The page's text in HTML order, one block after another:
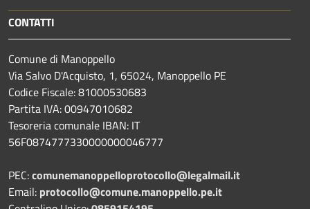
CONTATTI
Comune di Manoppello
Via Salvo D'Acquisto, 1, 65024, Manoppello PE
Codice Fiscale: 81000530683
Partita IVA: 00947010682
Tesoreria comunale IBAN: IT
56F0874777330000000046777
PEC:comunemanoppelloprotocollo@legalmail.it
Email: protocollo@comune.manoppello.pe.it